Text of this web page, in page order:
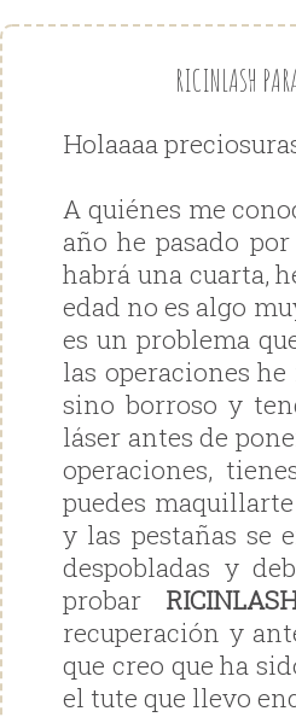
RICINLASH
Holaaaa
A quiénes me
año he pasado
habrá una cuarta,
edad no es algo
es un problema
las operaciones
sino borroso y
láser antes de
operaciones,
puedes
y las pestañas se
despobladas y
probar
recuperación y
que creo que ha
el tute que llevo